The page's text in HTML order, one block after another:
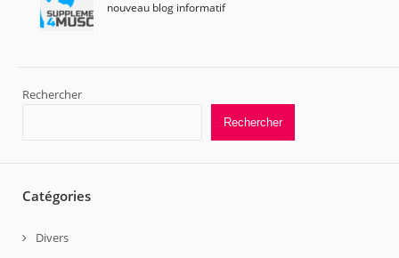
nouveau blog informatif
Rechercher
Rechercher
Catégories
Divers